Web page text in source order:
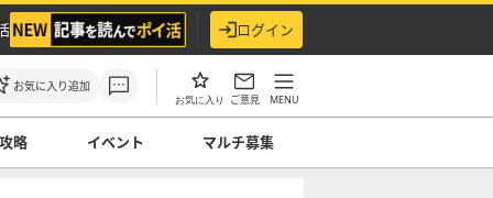
ログイン
お気に入り追加
お気に入り ご意見 MENU
略 イベント マルチ募集